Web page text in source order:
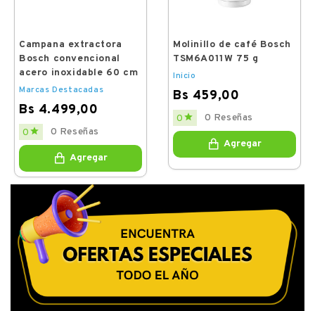
Campana extractora
Bosch convencional
acero inoxidable 60 cm
Marcas Destacadas
Bs 4.499,00
Price
0  0 Reseñas
Agregar
Molinillo de café Bosch
TSM6A011W 75 g
Inicio
Bs 459,00
Price
0  0 Reseñas
Agregar